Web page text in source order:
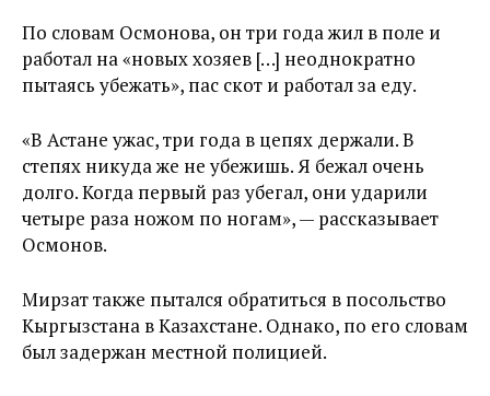
По словам Осмонова, он три года жил в поле и
работал на «новых хозяев […] неоднократно
пытаясь убежать», пас скот и работал за еду.
«В Астане ужас, три года в цепях держали. В
степях никуда же не убежишь. Я бежал очень
долго. Когда первый раз убегал, они ударили
четыре раза ножом по ногам», — рассказывает
Осмонов.
Мирзат также пытался обратиться в посольство
Кыргызстана в Казахстане. Однако, по его словам
был задержан местной полицией.